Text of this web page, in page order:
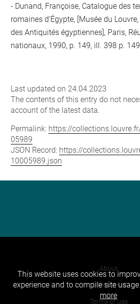
Dunand, Françoise, Catalogue des
romaines d'Égypte, [Musée du
des Antiquités égyptiennes], Paris,
nationaux, 1990, p. 149, ill. 398 p.
Last updated on 24.04.2023
The contents of this entry do not
account of the latest data.
Permalink: https://
05989
JSON Record: https://
10005989.json
About
Contact Us
Terms of use
This website uses cookies to
experience and to compile site
more